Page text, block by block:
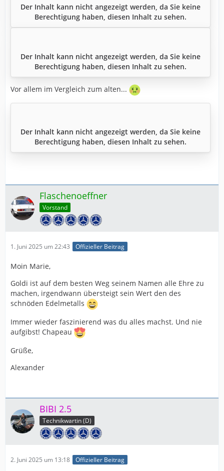
Der Inhalt kann nicht angezeigt werden, da Sie keine
Berechtigung haben, diesen Inhalt zu sehen.
Der Inhalt kann nicht angezeigt werden, da Sie keine
Berechtigung haben, diesen Inhalt zu sehen.
Vor allem im Vergleich zum alten...
Der Inhalt kann nicht angezeigt werden, da Sie keine
Berechtigung haben, diesen Inhalt zu sehen.
Flaschenoeffner
Vorstand
1. Juni 2025 um 22:43 Offizieller Beitrag
Moin Marie,
Goldi ist auf dem besten Weg seinem Namen alle Ehre zu
machen, irgendwann übersteigt sein Wert den des
schnöden Edelmetalls
Immer wieder faszinierend was du alles machst. Und nie
aufgibst! Chapeau
Grüße,
Alexander
BIBI 2.5
Technikwartin (D)
2. Juni 2025 um 13:18 Offizieller Beitrag